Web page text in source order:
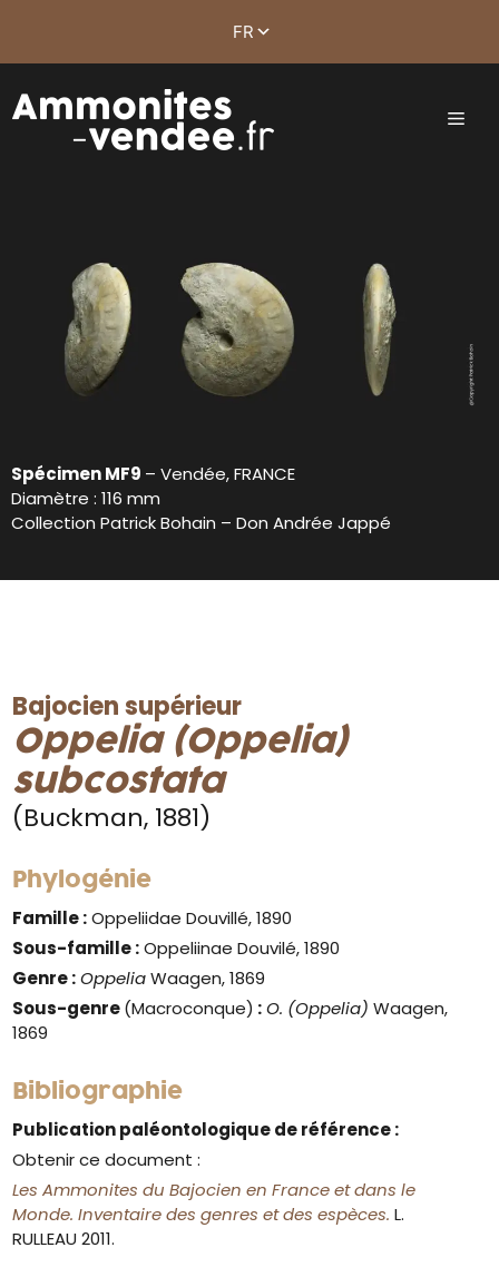
Spécimen MF9 – Vendée, FRANCE
Diamètre : 116 mm
Collection Patrick Bohain – Don Andrée Jappé
Bajocien supérieur
Oppelia (Oppelia)
subcostata
(Buckman, 1881)
Phylogénie
Famille :Oppeliidae Douvillé, 1890
Sous-famille :Oppeliinae Douvilé, 1890
Genre : OppeliaWaagen, 1869
Sous-genre(Macroconque) : O. (Oppelia) Waagen,
1869
Bibliographie
Publication paléontologique de référence :
Obtenir ce document :
Les Ammonites du Bajocien en France et dans le
Monde. Inventaire des genres et des espèces. L.
RULLEAU 2011.